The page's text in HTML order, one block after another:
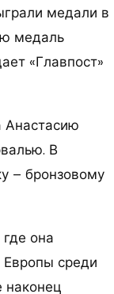
медали в
медаль
«Главпост»
Анастасию
В
– бронзовому
она
Европы среди
наконец